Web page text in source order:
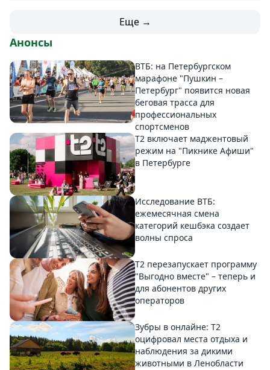
Еще →
Анонсы
ВТБ: на Петербургском
марафоне "Пушкин –
Петербург" появится новая
беговая трасса для
профессиональных
спортсменов
Т2 включает маджентовый
режим на "Пикнике Афиши"
в Петербурге
Исследование ВТБ:
ежемесячная смена
категорий кешбэка создает
волны спроса
Т2 перезапускает программу
"Выгодно вместе" – теперь и
для абонентов других
операторов
Зубры в онлайне: Т2
оцифровал места отдыха и
наблюдения за дикими
животными в Ленобласти